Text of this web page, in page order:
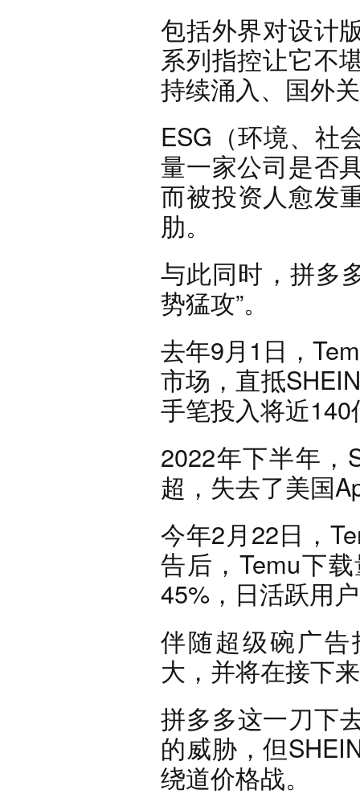
包括外界对设计
系列指控让它不
持续涌入、国外
ESG（环境、社
量一家公司是否
而被投资人愈发
肋。
与此同时，拼多
势猛攻”。
去年9月1日，
市场，直抵
手笔投入将近
2022年下半年，
超，失去了美国
今年2月22日，
告后，Temu下
45%，日活跃用
伴随超级碗广告
大，并将在接下
拼多多这一刀下
的威胁，但
绕道价格战。